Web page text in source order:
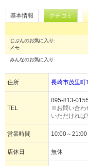
基本情報 クチコミ
じぶんのお気に入り:
メモ:
みんなのお気に入り:
住所 長崎市茂里町
TEL
095-813-0155
※お問い合わ
いただければ
営業時間 10:00～21:00
店休日 無休